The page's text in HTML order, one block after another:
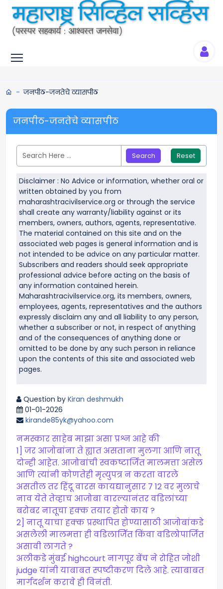
जनपीठ-जनतेचे व्यासपीठ
जनपीठ-जनतेचे व्यासपीठ
Reset
Disclaimer : No Advice or information, whether oral or
written obtained by you from
maharashtracivilservice.org or through the service
shall create any warranty/liability against or its
members, owners, authors, agents, representative.
The material contained on this site and on the
associated web pages is general information and is
not intended to be advice on any particular matter.
Subscribers and readers should seek appropriate
professional advice before acting on the basis of
any information contained herein.
Maharashtracivilservice.org, its members, owners,
employees, agents, representatives and the authors
expressly disclaim any and all liability to any person,
whether a subscriber or not, in respect of anything
and of the consequences of anything done or
omitted to be done by any such person in reliance
upon the contents of this site and associated web
pages.
Question byKiran deshmukh
01-01-2026
kirande85yk@yahoo.com
नमस्कार साहेब माझा असा प्रश्न आहे की
1] जर आजोबांना ते ह्यात असताना मुलगा आणि नातू
दोन्ही आहेत. आजोबांची स्वकष्टार्जित मालमत्ता असेल
आणि त्यांनी कोणतेही मृत्युपत्र न करता वारले
असतील तर हिंदू वारस कायद्यानुसार 7 12 वर मुलाचे
नाव येते तेव्हाच आजोबा वारल्यानंतर वडिलांच्या
बरोबर नातूचा हक्क तयार होतो काय ?
2] नातू याचा हक्क प्रस्थापित होण्यासाठी आजोबांकडे
असलेली मालमत्ता ही वडिलाजिॅत किंवा वडिलोपार्जित
असावी लागते ?
अलीकडे मुंबई highcourt नागपूर बेंच ने रोहित जोशी
judge यांनी याबाबत स्पष्टीकरण दिले आहे. त्याबाबत
मार्गदर्शन करावे ही विनंती.